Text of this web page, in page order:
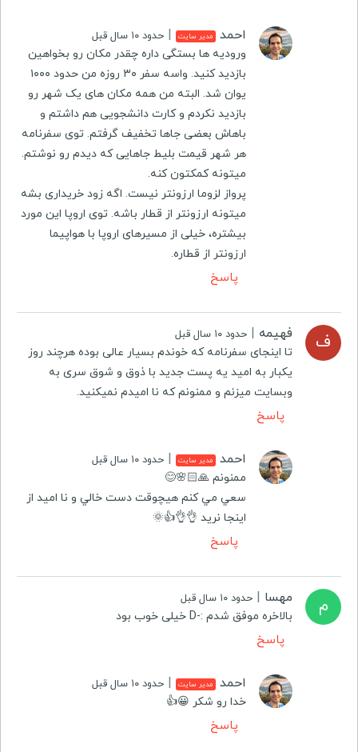
احمد مدیر سایت حدود ۱۰ سال قبل
ورودیه ها بستگی داره چقدر مکان رو بخواهین
بازدید کنید. واسه سفر ۳۰ روزه من حدود ۱۰۰۰
یوان شد. البته من همه مکان های یک شهر رو
بازدید نکردم و کارت دانشجویی هم داشتم و
باهاش بعضی جاها تخفیف گرفتم. توی سفرنامه
هر شهر قیمت بلیط جاهایی که دیدم رو نوشتم.
میتونه کمکتون کنه.
پرواز لزوما ارزونتر نیست. اگه زود خریداری بشه
میتونه ارزونتر از قطار باشه. توی اروپا این مورد
بیشتره، خیلی از مسیرهای اروپا با هواپیما
ارزونتر از قطاره.
پاسخ
ف فهیمه حدود ۱۰ سال قبل
تا اینجای سفرنامه که خوندم بسیار عالی بوده هرچند روز
یکبار به امید یه پست جدید با ذوق و شوق سری به
وبسایت میزنم و ممنونم که نا امیدم نمیکنید.
پاسخ
احمد مدیر سایت حدود ۱۰ سال قبل
ممنونم 🙏🏻🌸😊
سعي مي كنم هيچوقت دست خالي و نا اميد از
اينجا نريد 👌👌👍🌞
پاسخ
م مهسا حدود ۱۰ سال قبل
بالاخره موفق شدم :-D خیلی خوب بود
پاسخ
احمد مدیر سایت حدود ۱۰ سال قبل
خدا رو شكر 😀👍
پاسخ